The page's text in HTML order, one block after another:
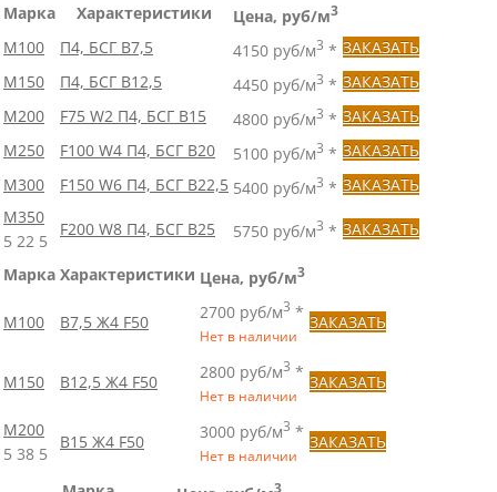
Марка Характеристики Цена, руб/м3
М100 П4, БСГ В7,5 4150 руб/м3 * ЗАКАЗАТЬ
М150
П4, БСГ В12,5 4450 руб/м3 * ЗАКАЗАТЬ
М200
F75 W2 П4, БСГ В15 4800 руб/м3 * ЗАКАЗАТЬ
М250
F100 W4 П4, БСГ В20 5100 руб/м3 * ЗАКАЗАТЬ
М300
F150 W6 П4, БСГ В22,5 5400 руб/м3 * ЗАКАЗАТЬ
М350
5 22 5
F200 W8 П4, БСГ В25 5750 руб/м3 * ЗАКАЗАТЬ
Марка Характеристики Цена, руб/м3
М100 B7,5 Ж4 F50 2700 руб/м3 *
Нет в наличии
ЗАКАЗАТЬ
М150 B12,5 Ж4 F50 2800 руб/м3 *
Нет в наличии
ЗАКАЗАТЬ
М200
5 38 5
B15 Ж4 F50 3000 руб/м3 *
Нет в наличии
ЗАКАЗАТЬ
3